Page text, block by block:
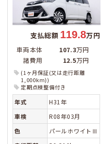
支払総額 119.8万円
車両本体 107.3万円
諸費用
12.5万円
(1ヶ月保証(又は走行距離
1,000km))
定期点検整備付き
年式
H31年
車検
R08年03月
色
パールホワイトⅢ